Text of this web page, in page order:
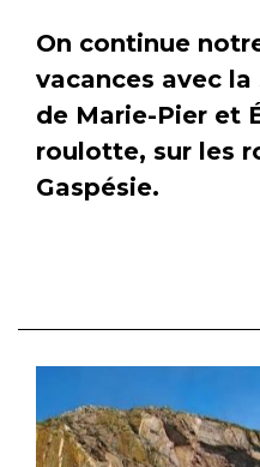
On continue
vacances avec
de Marie-Pier et
roulotte, sur les
Gaspésie.